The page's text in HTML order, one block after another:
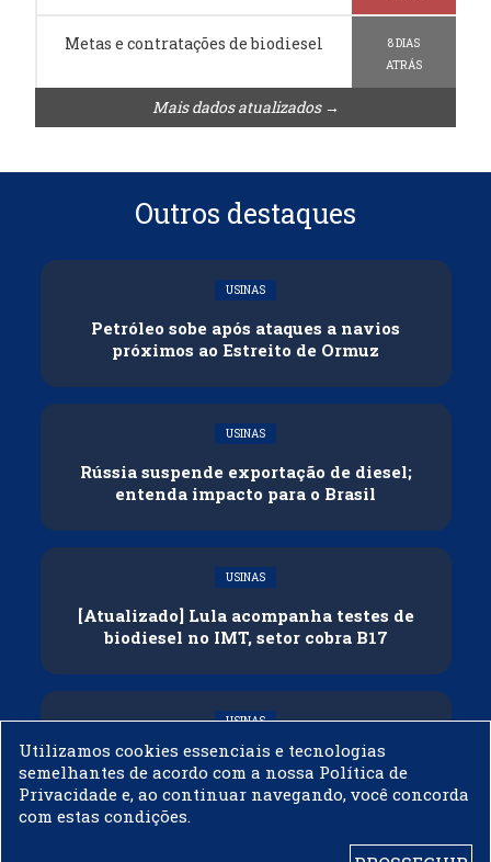
Metas e contratações de biodiesel
8 DIAS
ATRÁS
Mais dados atualizados →
Outros destaques
USINAS
Petróleo sobe após ataques a navios
próximos ao Estreito de Ormuz
USINAS
Rússia suspende exportação de diesel;
entenda impacto para o Brasil
USINAS
[Atualizado] Lula acompanha testes de
biodiesel no IMT, setor cobra B17
USINAS
Governo adia reunião sobre mistura de
etanol na gasolina
Utilizamos cookies essenciais e tecnologias
semelhantes de acordo com a nossa Política de
Privacidade e, ao continuar navegando, você concorda
com estas condições.